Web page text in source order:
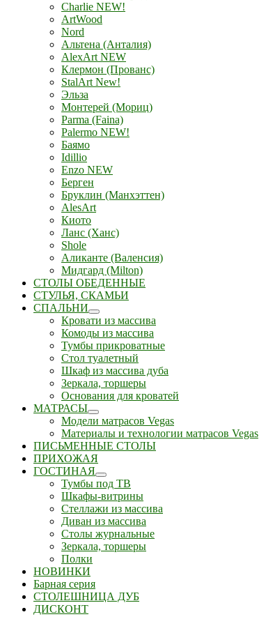
Charlie NEW!
ArtWood
Nord
Альтена (Анталия)
AlexArt NEW
Клермон (Прованс)
StalArt New!
Эльза
Монтерей (Мориц)
Parma (Faina)
Palermo NEW!
Баямо
Idillio
Enzo NEW
Берген
Бруклин (Манхэттен)
AlesArt
Киото
Ланс (Ханс)
Shole
Аликанте (Валенсия)
Мидгард (Milton)
СТОЛЫ ОБЕДЕННЫЕ
СТУЛЬЯ, СКАМЬИ
СПАЛЬНИ
Кровати из массива
Комоды из массива
Тумбы прикроватные
Стол туалетный
Шкаф из массива дуба
Зеркала, торшеры
Основания для кроватей
МАТРАСЫ
Модели матрасов Vegas
Материалы и технологии матрасов Vegas
ПИСЬМЕННЫЕ СТОЛЫ
ПРИХОЖАЯ
ГОСТИНАЯ
Тумбы под ТВ
Шкафы-витрины
Стеллажи из массива
Диван из массива
Столы журнальные
Зеркала, торшеры
Полки
НОВИНКИ
Барная серия
СТОЛЕШНИЦА ДУБ
ДИСКОНТ